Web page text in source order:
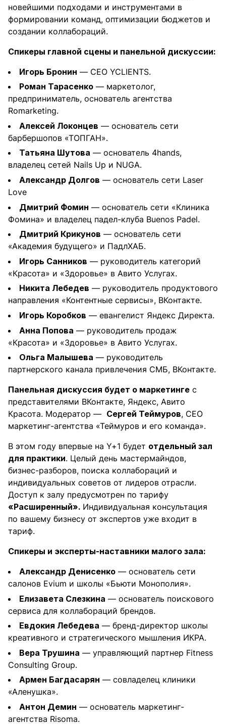
новейшими подходами и инструментами в
формировании команд, оптимизации бюджетов и
создании коллабораций.
Спикеры главной сцены и панельной дискуссии:
Игорь Бронин — CEO YCLIENTS.
Роман Тарасенко — маркетолог,
предприниматель, основатель агентства
Romarketing.
Алексей Локонцев — основатель сети
барбершопов «ТОПГАН».
Татьяна Шутова — основатель 4hands,
владелец сетей Nails Up и NUGA.
Александр Долгов — основатель сети Laser
Love
Дмитрий Фомин — основатель сети «Клиника
Фомина» и владелец падел-клуба Buenos Padel.
Дмитрий Крикунов — основатель сети
«Академия будущего» и ПадлХАБ.
Игорь Санников — руководитель категорий
«Красота» и «Здоровье» в Авито Услугах.
Никита Лебедев — руководитель продуктового
направления «Контентные сервисы», ВКонтакте.
Игорь Коробков — евангелист Яндекс Директа.
Анна Попова — руководитель продаж
«Красота» и «Здоровье» в Авито Услугах.
Ольга Малышева — руководитель
партнерского канала привлечения СМБ, ВКонтакте.
Панельная дискуссия будет о маркетинге с
представителями ВКонтакте, Яндекс, Авито
Красота. Модератор — Сергей Теймуров, CEO
маркетинг-агентства «Теймуров и его команда».
В этом году впервые на Y+1 будет отдельный зал
для практики. Целый день мастермайндов,
бизнес-разборов, поиска коллабораций и
индивидуальных советов от лидеров отрасли.
Доступ к залу предусмотрен по тарифу
«Расширенный». Индивидуальная консультация
по вашему бизнесу от экспертов уже входит в
тариф.
Спикеры и эксперты-наставники малого зала:
Александр Денисенко — основатель сети
салонов Evium и школы «Бьюти Монополия».
Елизавета Слезкина — основатель поискового
сервиса для коллабораций брендов.
Евдокия Лебедева — бренд-директор школы
креативного и стратегического мышления ИКРА.
Вера Трушина — управляющий партнер Fitness
Consulting Group.
Армен Багдасарян — совладелец клиники
«Аленушка».
Антон Демин — основатель маркетинг-
агентства Risoma.